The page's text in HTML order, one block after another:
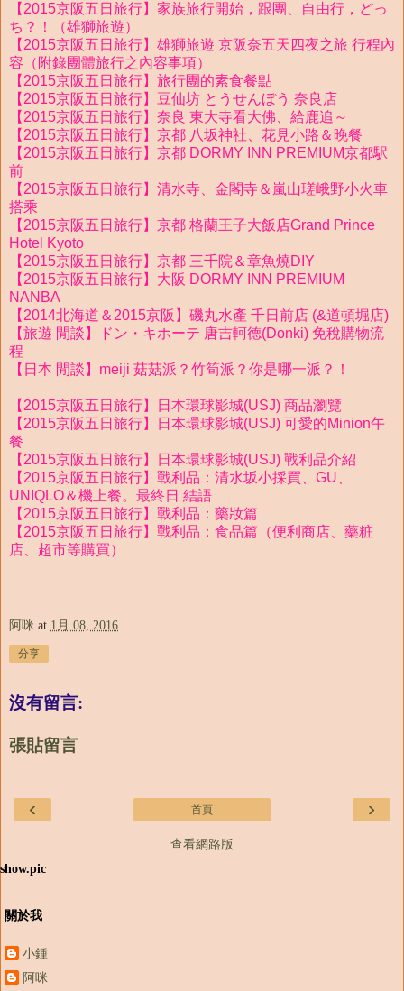
【2015京阪五日旅行】家族旅行開始，跟團、自由行，どっ
ち？！（雄獅旅遊）
【2015京阪五日旅行】雄獅旅遊 京阪奈五天四夜之旅 行程內
容（附錄團體旅行之內容事項）
【2015京阪五日旅行】旅行團的素食餐點
【2015京阪五日旅行】豆仙坊 とうせんぼう 奈良店
【2015京阪五日旅行】奈良 東大寺看大佛、給鹿追～
【2015京阪五日旅行】京都 八坂神社、花見小路＆晚餐
【2015京阪五日旅行】京都 DORMY INN PREMIUM京都駅
前
【2015京阪五日旅行】清水寺、金閣寺＆嵐山瑳峨野小火車
搭乘
【2015京阪五日旅行】京都 格蘭王子大飯店Grand Prince
Hotel Kyoto
【2015京阪五日旅行】京都 三千院＆章魚燒DIY
【2015京阪五日旅行】大阪 DORMY INN PREMIUM
NANBA
【2014北海道＆2015京阪】磯丸水產 千日前店 (&道頓堀店)
【旅遊 閒談】ドン・キホーテ 唐吉軻德(Donki) 免稅購物流
程
【日本 閒談】meiji 菇菇派？竹筍派？你是哪一派？！
【2015京阪五日旅行】日本環球影城(USJ) 商品瀏覽
【2015京阪五日旅行】日本環球影城(USJ) 可愛的Minion午
餐
【2015京阪五日旅行】日本環球影城(USJ) 戰利品介紹
【2015京阪五日旅行】戰利品：清水坂小採買、GU、
UNIQLO＆機上餐。最終日 結語
【2015京阪五日旅行】戰利品：藥妝篇
【2015京阪五日旅行】戰利品：食品篇（便利商店、藥粧
店、超市等購買）
阿咪 at 1月 08, 2016
分享
沒有留言:
張貼留言
‹ ›
首頁
查看網路版
show.pic
關於我
小鍾
阿咪